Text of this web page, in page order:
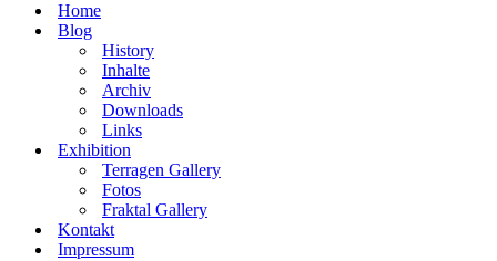
Home
Blog
History
Inhalte
Archiv
Downloads
Links
Exhibition
Terragen Gallery
Fotos
Fraktal Gallery
Kontakt
Impressum